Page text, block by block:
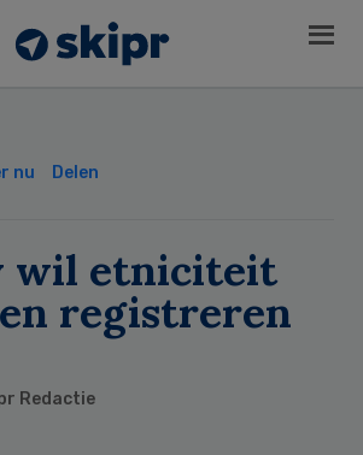
nu Delen
wil etniciteit
registreren
Redactie